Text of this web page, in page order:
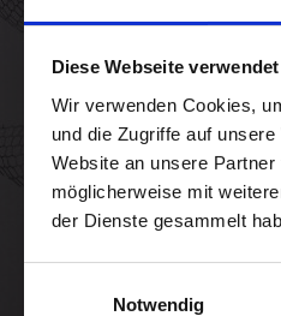
Diese Webseite
Wir verwenden Cookies,
und die Zugriffe auf
Website an unsere
möglicherweise mit
der Dienste gesammelt
Notwendig